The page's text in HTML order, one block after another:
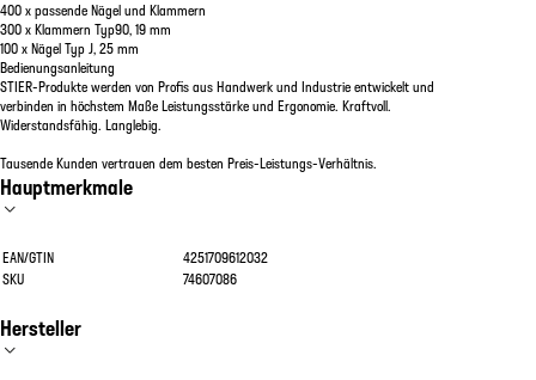
400 x passende Nägel und Klammern
300 x Klammern Typ90, 19 mm
100 x Nägel Typ J, 25 mm
Bedienungsanleitung
STIER-Produkte werden von Profis aus Handwerk und Industrie entwickelt und
verbinden in höchstem Maße Leistungsstärke und Ergonomie. Kraftvoll.
Widerstandsfähig. Langlebig.
Tausende Kunden vertrauen dem besten Preis-Leistungs-Verhältnis.
Hauptmerkmale
EAN/GTIN
4251709612032
SKU
74607086
Hersteller